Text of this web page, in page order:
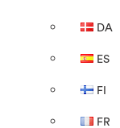
DA
ES
FI
FR